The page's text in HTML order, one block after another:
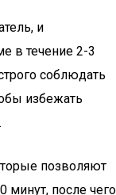
и
в течение 2-3
соблюдать
избежать
позволяют
минут, после чего